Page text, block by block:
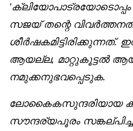
സജയ് തന്റെ
ആയല്ല, മാറ്റുകൂട്ടൽ
നമുക്കനുഭവപ്പെടുക.
ലോകൈകസുന്ദരിയായ
സൗന്ദര്യപൂരം സങ്കല്പിച്ച്